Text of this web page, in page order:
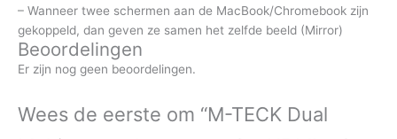
– Wanneer twee schermen aan de MacBook/Chromebook zijn
gekoppeld, dan geven ze samen het zelfde beeld (Mirror)
Beoordelingen
Er zijn nog geen beoordelingen.
Wees de eerste om “M-TECK Dual